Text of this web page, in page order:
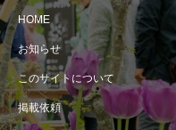
HOME
お知らせ
このサイトについて
掲載依頼